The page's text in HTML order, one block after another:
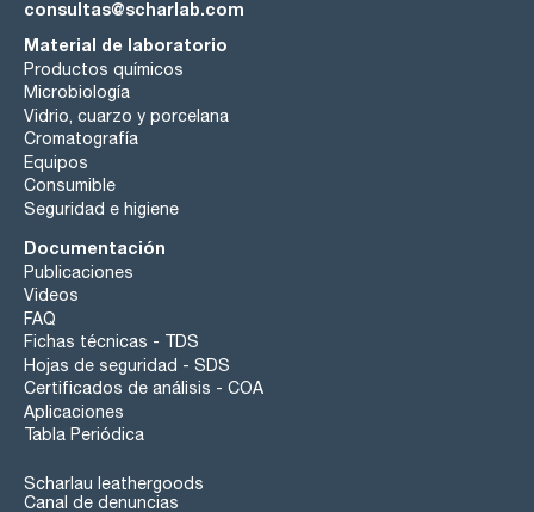
consultas@scharlab.com
Material de laboratorio
Productos químicos
Microbiología
Vidrio, cuarzo y porcelana
Cromatografía
Equipos
Consumible
Seguridad e higiene
Documentación
Publicaciones
Videos
FAQ
Fichas técnicas - TDS
Hojas de seguridad - SDS
Certificados de análisis - COA
Aplicaciones
Tabla Periódica
Scharlau leathergoods
Canal de denuncias